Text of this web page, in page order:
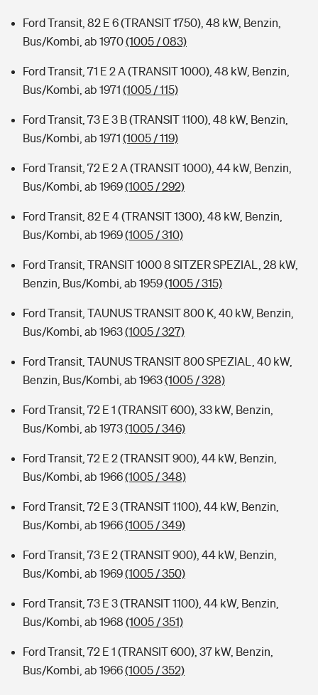
Ford Transit, 82 E 6 (TRANSIT 1750), 48 kW, Benzin,
Bus/Kombi, ab 1970(1005 / 083)
Ford Transit, 71 E 2 A (TRANSIT 1000), 48 kW, Benzin,
Bus/Kombi, ab 1971 (1005 / 115)
Ford Transit, 73 E 3 B (TRANSIT 1100), 48 kW, Benzin,
Bus/Kombi, ab 1971 (1005 / 119)
Ford Transit, 72 E 2 A (TRANSIT 1000), 44 kW, Benzin,
Bus/Kombi, ab 1969(1005 / 292)
Ford Transit, 82 E 4 (TRANSIT 1300), 48 kW, Benzin,
Bus/Kombi, ab 1969(1005 / 310)
Ford Transit, TRANSIT 1000 8 SITZER SPEZIAL, 28 kW,
Benzin, Bus/Kombi, ab 1959(1005 / 315)
Ford Transit, TAUNUS TRANSIT 800 K, 40 kW, Benzin,
Bus/Kombi, ab 1963(1005 / 327)
Ford Transit, TAUNUS TRANSIT 800 SPEZIAL, 40 kW,
Benzin, Bus/Kombi, ab 1963(1005 / 328)
Ford Transit, 72 E 1 (TRANSIT 600), 33 kW, Benzin,
Bus/Kombi, ab 1973(1005 / 346)
Ford Transit, 72 E 2 (TRANSIT 900), 44 kW, Benzin,
Bus/Kombi, ab 1966(1005 / 348)
Ford Transit, 72 E 3 (TRANSIT 1100), 44 kW, Benzin,
Bus/Kombi, ab 1966(1005 / 349)
Ford Transit, 73 E 2 (TRANSIT 900), 44 kW, Benzin,
Bus/Kombi, ab 1969(1005 / 350)
Ford Transit, 73 E 3 (TRANSIT 1100), 44 kW, Benzin,
Bus/Kombi, ab 1968 (1005 / 351)
Ford Transit, 72 E 1 (TRANSIT 600), 37 kW, Benzin,
Bus/Kombi, ab 1966(1005 / 352)